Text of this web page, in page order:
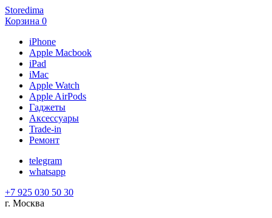
Storedima
Корзина 0
iPhone
Apple Macbook
iPad
iMac
Apple Watch
Apple AirPods
Гаджеты
Аксессуары
Trade-in
Ремонт
telegram
whatsapp
+7 925 030 50 30
г. Москва